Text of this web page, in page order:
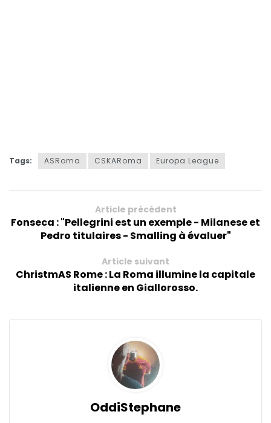
Tags: ASRoma CSKARoma Europa League
Article précédent
Fonseca : "Pellegrini est un exemple - Milanese et
Pedro titulaires - Smalling à évaluer"
Article suivant
ChristmAS Rome : La Roma illumine la capitale
italienne en Giallorosso.
OddiStephane